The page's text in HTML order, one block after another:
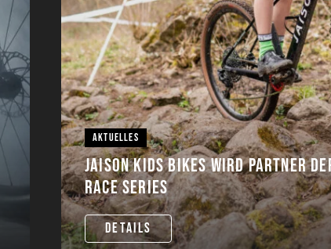
AKTUELLES
JAISON KIDS BIKES WIRD PARTNER
RACE SERIES
DETAILS